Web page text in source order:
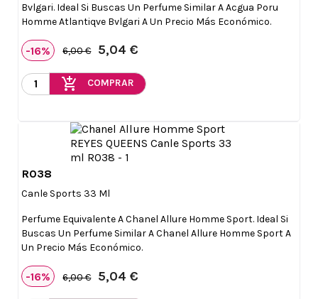
Bvlgari. Ideal Si Buscas Un Perfume Similar A Acgua Poru
Homme Atlantiqve Bvlgari A Un Precio Más Económico.
-16% 6,00 € 5,04 €
add_shopping_cart COMPRAR
R038
Canle Sports 33 Ml
Perfume Equivalente A Chanel Allure Homme Sport. Ideal Si
Buscas Un Perfume Similar A Chanel Allure Homme Sport A
Un Precio Más Económico.
-16% 6,00 € 5,04 €